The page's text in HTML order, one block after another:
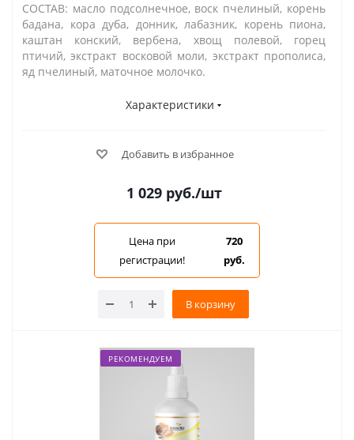
СОСТАВ: масло подсолнечное, воск пчелиный, корень
бадана, кора дуба, донник, лабазник, корень пиона,
каштан конский, вербена, хвощ полевой, горец
птичий, экстракт восковой моли, экстракт прополиса,
яд пчелиный, маточное молочко.
Характеристики
Добавить в избранное
1 029 руб./шт
Цена при
регистрации!
720
руб.
В корзину
РЕКОМЕНДУЕМ